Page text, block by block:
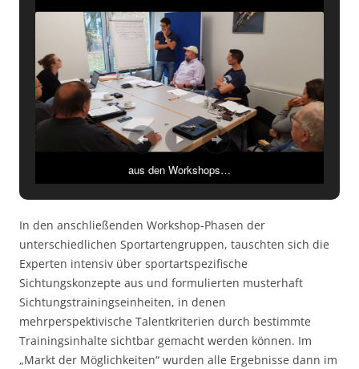
aus den Workshops…
In den anschließenden Workshop-Phasen der
unterschiedlichen Sportartengruppen, tauschten sich die
Experten intensiv über sportartspezifische
Sichtungskonzepte aus und formulierten musterhaft
Sichtungstrainingseinheiten, in denen
mehrperspektivische Talentkriterien durch bestimmte
Trainingsinhalte sichtbar gemacht werden können. Im
„Markt der Möglichkeiten“ wurden alle Ergebnisse dann im